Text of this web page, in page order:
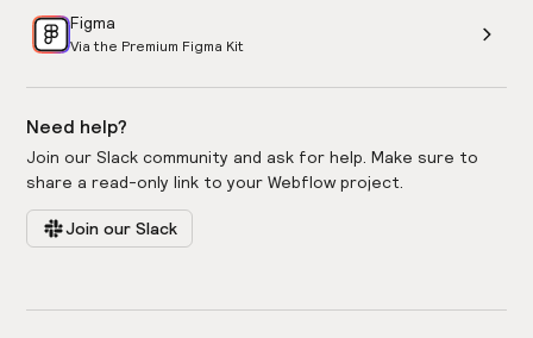
Figma
Via the Premium Figma Kit
Need help?
Join our Slack community and ask for help. Make sure to
share a read-only link to your Webflow project.
Join our Slack